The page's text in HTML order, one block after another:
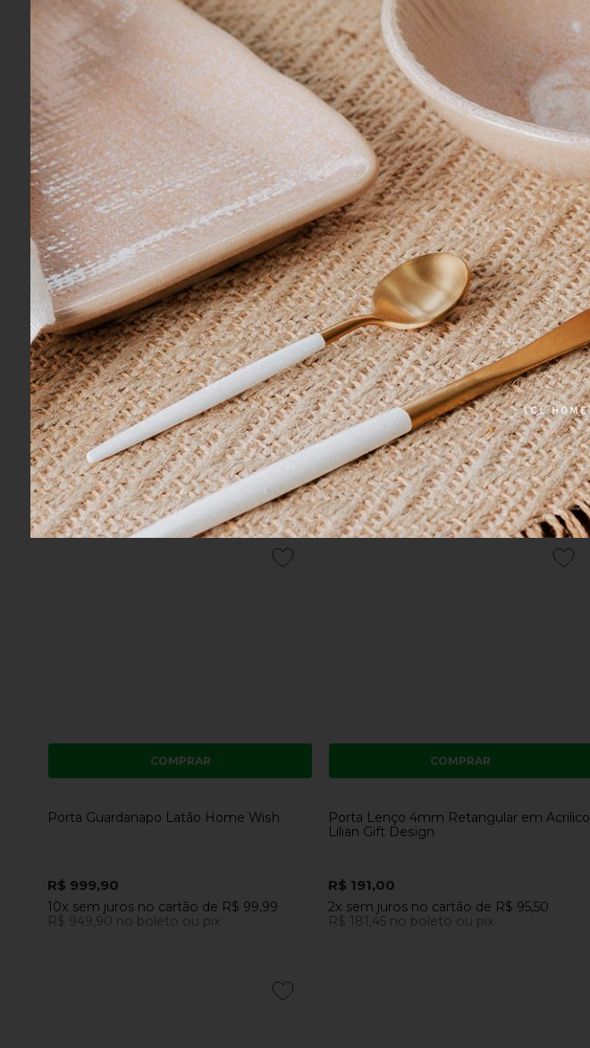
R$ 98,00
R$ 93,10 no boleto ou pix
R$ 109,00
R$ 103,55 no boleto ou pix
Porta Guardanapo De Acrílico Mãos De
Amor Lilian Gift Design 14 x 7 cm
R$ 440,00
5x sem jurosno cartãodeR$ 88,00
R$ 418,00no boleto ou pix
COMPRAR
Porta Guardanapo De Bambu Marrom
R$ 109,00
R$ 103,55no boleto ou pix
COMPRAR
Porta Guardanapo Latão Home Wish
R$ 999,90
10x sem juros no cartão de R$ 99,99
R$ 949,90 no boleto ou pix
COMPRAR
Porta Lenço 4mm Retangular em Acrilico
Lilian Gift Design
R$ 191,00
2x sem juros no cartão de R$ 95,50
R$ 181,45 no boleto ou pix
COMPRAR